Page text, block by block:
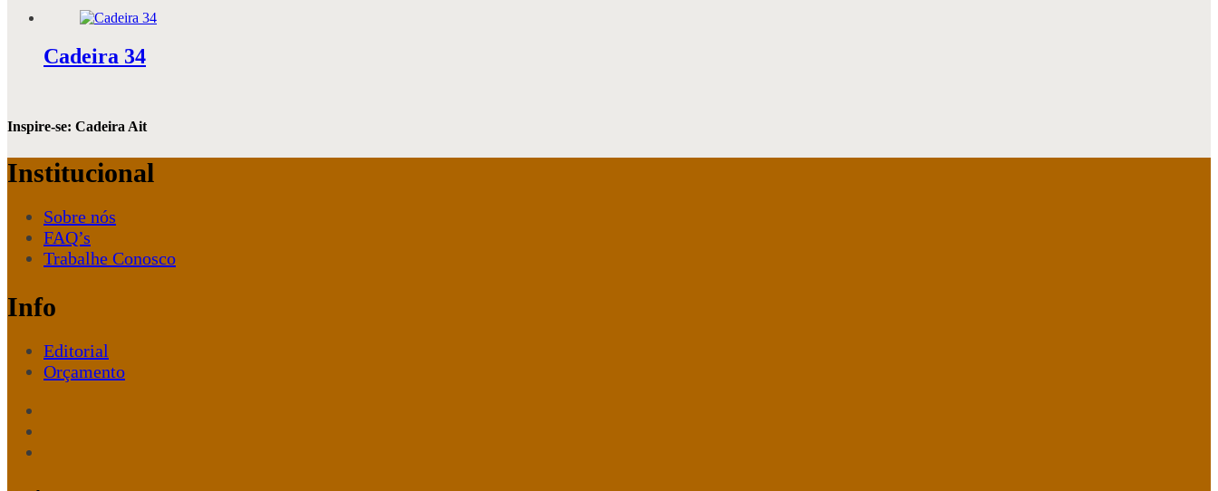
Cadeira 34
Inspire-se: Cadeira Ait
Institucional
Sobre nós
FAQ’s
Trabalhe Conosco
Info
Editorial
Orçamento